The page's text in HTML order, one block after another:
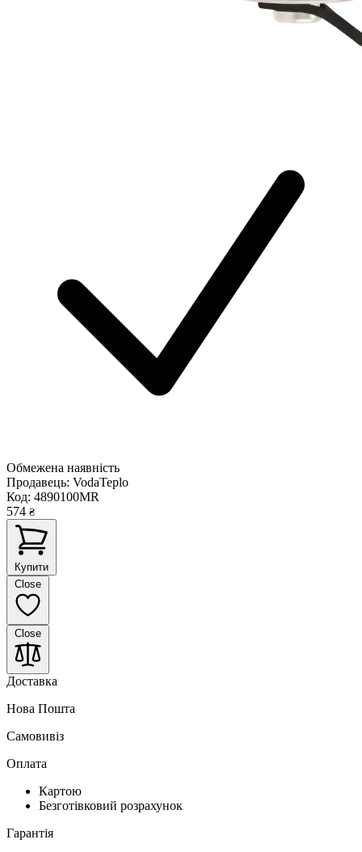
Обмежена наявність
Продавець: VodaTeplo
Код: 4890100MR
574 ₴
Купити
Close
Close
Доставка
Нова Пошта
Самовивіз
Оплата
Картою
Безготівковий розрахунок
Гарантія